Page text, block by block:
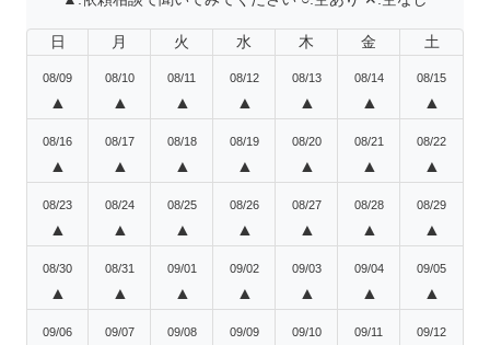
日 月 火 水 木 金 土
08/09
▲
08/10
▲
08/11
▲
08/12
▲
08/13
▲
08/14
▲
08/15
▲
08/16
▲
08/17
▲
08/18
▲
08/19
▲
08/20
▲
08/21
▲
08/22
▲
08/23
▲
08/24
▲
08/25
▲
08/26
▲
08/27
▲
08/28
▲
08/29
▲
08/30
▲
08/31
▲
09/01
▲
09/02
▲
09/03
▲
09/04
▲
09/05
▲
09/06 09/07 09/08 09/09 09/10 09/11 09/12